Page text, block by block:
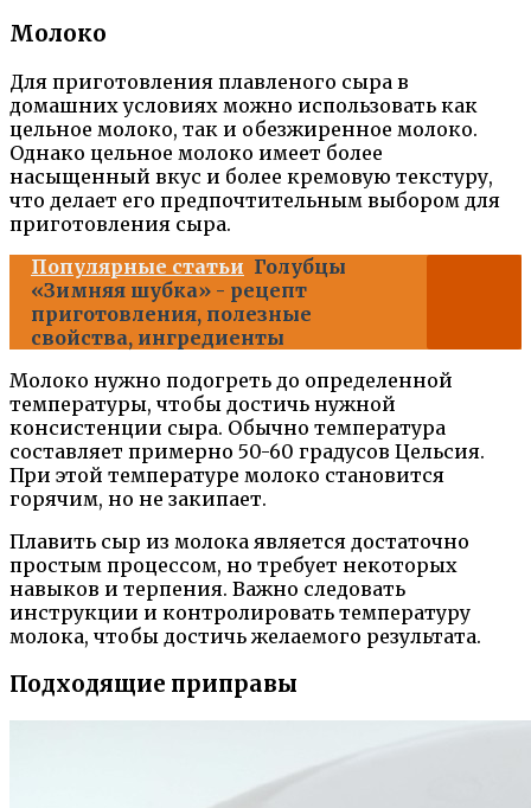
Молоко
Для приготовления плавленого сыра в
домашних условиях можно использовать как
цельное молоко, так и обезжиренное молоко.
Однако цельное молоко имеет более
насыщенный вкус и более кремовую текстуру,
что делает его предпочтительным выбором для
приготовления сыра.
Популярные статьи Голубцы
«Зимняя шубка» - рецепт
приготовления, полезные
свойства, ингредиенты
Молоко нужно подогреть до определенной
температуры, чтобы достичь нужной
консистенции сыра. Обычно температура
составляет примерно 50-60 градусов Цельсия.
При этой температуре молоко становится
горячим, но не закипает.
Плавить сыр из молока является достаточно
простым процессом, но требует некоторых
навыков и терпения. Важно следовать
инструкции и контролировать температуру
молока, чтобы достичь желаемого результата.
Подходящие приправы